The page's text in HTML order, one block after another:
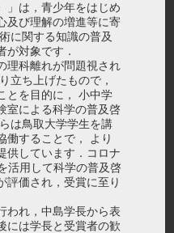
」は，青少年をはじめ
及び理解の増進等に寄
に関する知識の普及
が対象です．
理科離れが問題視され
立ち上げたもので，
とを目的に， 小中学
室による科学の普及啓
は鳥取大学学生を講
働することで， より
供しています．コロナ
活用して科学の普及啓
評価され，受賞に至り
われ，中島学長から表
には学長と受賞者の歓